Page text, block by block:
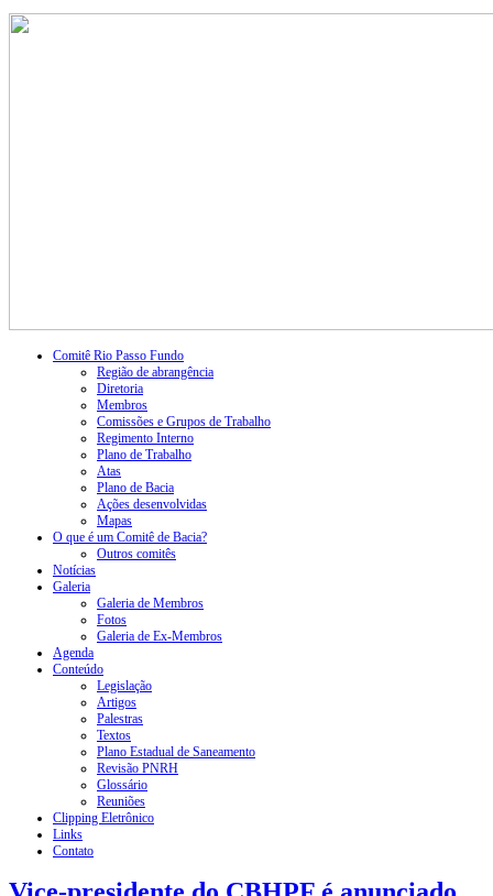
Comitê Rio Passo Fundo
Região de abrangência
Diretoria
Membros
Comissões e Grupos de Trabalho
Regimento Interno
Plano de Trabalho
Atas
Plano de Bacia
Ações desenvolvidas
Mapas
O que é um Comitê de Bacia?
Outros comitês
Notícias
Galeria
Galeria de Membros
Fotos
Galeria de Ex-Membros
Agenda
Conteúdo
Legislação
Artigos
Palestras
Textos
Plano Estadual de Saneamento
Revisão PNRH
Glossário
Reuniões
Clipping Eletrônico
Links
Contato